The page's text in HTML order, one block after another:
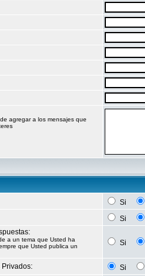
agregar a los mensajes que
Si
Si
a un tema que Usted ha
que Usted publica un
Si
Privados:
Si